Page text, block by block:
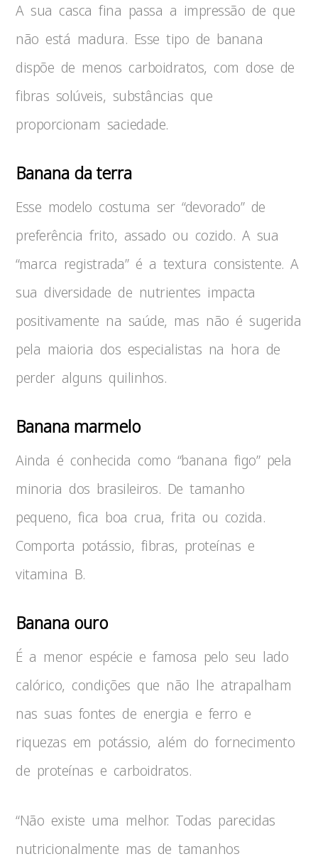
A sua casca fina passa a impressão de que
não está madura. Esse tipo de banana
dispõe de menos carboidratos, com dose de
fibras solúveis, substâncias que
proporcionam saciedade.
Banana da terra
Esse modelo costuma ser “devorado” de
preferência frito, assado ou cozido. A sua
“marca registrada” é a textura consistente. A
sua diversidade de nutrientes impacta
positivamente na saúde, mas não é sugerida
pela maioria dos especialistas na hora de
perder alguns quilinhos.
Banana marmelo
Ainda é conhecida como “banana figo” pela
minoria dos brasileiros. De tamanho
pequeno, fica boa crua, frita ou cozida.
Comporta potássio, fibras, proteínas e
vitamina B.
Banana ouro
É a menor espécie e famosa pelo seu lado
calórico, condições que não lhe atrapalham
nas suas fontes de energia e ferro e
riquezas em potássio, além do fornecimento
de proteínas e carboidratos.
“Não existe uma melhor. Todas parecidas
nutricionalmente mas de tamanhos